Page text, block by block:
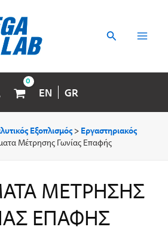
Αναζήτηση
EN GR
Εξοπλισμός> Εργαστηριακός
Μέτρησης Γωνίας Επαφής
ΜΈΤΡΗΣΗΣ
ΕΠΑΦΉΣ